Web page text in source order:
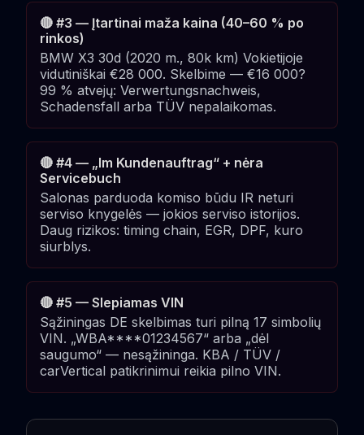
🔴 #3 — Įtartinai maža kaina (40–60 % po
rinkos)
BMW X3 30d (2020 m., 80k km) Vokietijoje
vidutiniškai €28 000. Skelbime — €16 000?
99 % atvejų: Verwertungsnachweis,
Schadensfall arba TÜV nepalaikomas.
🔴 #4 — „Im Kundenauftrag“ + nėra
Servicebuch
Salonas parduoda komiso būdu IR neturi
serviso knygelės — jokios serviso istorijos.
Daug rizikos: timing chain, EGR, DPF, kuro
siurblys.
🔴 #5 — Slepiamas VIN
Sąžiningas DE skelbimas turi pilną 17 simbolių
VIN. „WBA****01234567“ arba „dėl
saugumo“ — nesąžininga. KBA / TÜV /
carVertical patikrinimui reikia pilno VIN.